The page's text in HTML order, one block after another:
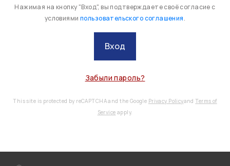
Нажимая на кнопку "Вход", вы подтверждаете своё согласие с
условиями пользовательского соглашения.
Вход
Забыли пароль?
This site is protected by reCAPTCHA and the Google Privacy PolicyandTerms of
Service apply.